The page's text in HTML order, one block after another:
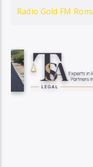
Radio Gold FM